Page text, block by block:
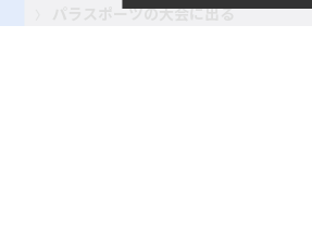
パラスポーツの大会に出る